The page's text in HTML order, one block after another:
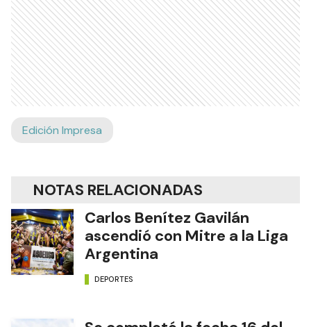
Edición Impresa
NOTAS RELACIONADAS
Carlos Benítez Gavilán
ascendió con Mitre a la Liga
Argentina
DEPORTES